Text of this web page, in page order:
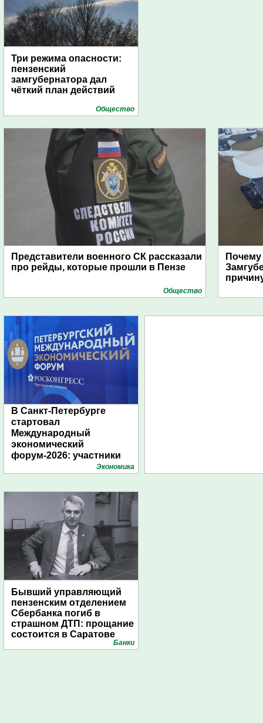
Три режима опасности:
пензенский
замгубернатора дал
чёткий план действий
Общество
Представители военного СК рассказали
про рейды, которые прошли в Пензе
Общество
В Санкт-Петербурге
стартовал
Международный
экономический
форум-2026: участники
подготовили креативные
Экономика
Бывший управляющий
пензенским отделением
Сбербанка погиб в
страшном ДТП: прощание
состоится в Саратове
Банки